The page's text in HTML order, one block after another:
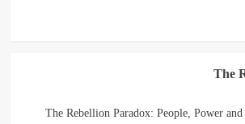
The
The Rebellion Paradox: People, Power